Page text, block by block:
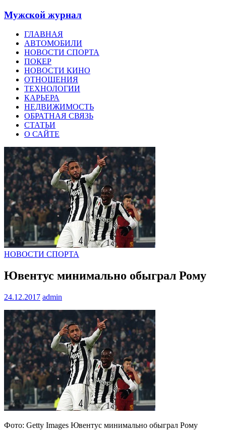
Мужской журнал
ГЛАВНАЯ
АВТОМОБИЛИ
НОВОСТИ СПОРТА
ПОКЕР
НОВОСТИ КИНО
ОТНОШЕНИЯ
ТЕХНОЛОГИИ
КАРЬЕРА
НЕДВИЖИМОСТЬ
ОБРАТНАЯ СВЯЗЬ
СТАТЬИ
О САЙТЕ
НОВОСТИ СПОРТА
Ювентус минимально обыграл Рому
24.12.2017 admin
Фото: Getty Images Ювентус минимально обыграл Рому